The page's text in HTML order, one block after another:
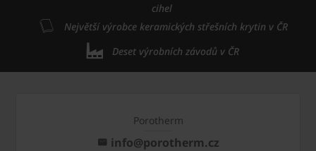
cihel
Největší výrobce keramických střešních krytin v ČR
Deset výrobních závodů v ČR
Porotherm
info@porotherm.cz